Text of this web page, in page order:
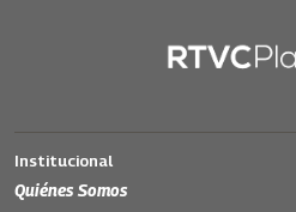
Institucional
Quiénes Somos